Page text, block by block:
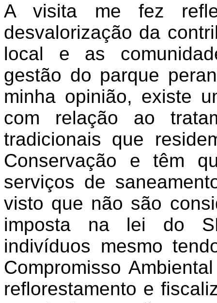
A visita me fez
desvalorização da
local e as
gestão do parque
minha opinião, existe
com relação ao
tradicionais que
Conservação e têm
serviços de
visto que não são
imposta na lei do
indivíduos mesmo
Compromisso
reflorestamento e